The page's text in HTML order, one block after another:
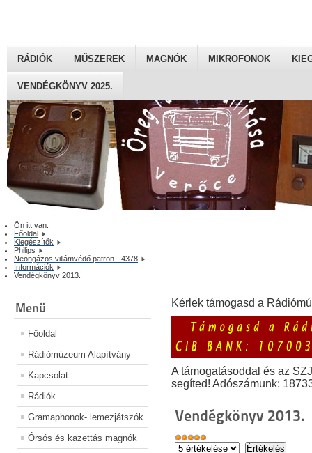
RÁDIÓK MŰSZEREK MAGNÓK MIKROFONOK
VENDÉGKÖNYV 2025.
Ön itt van:
Főoldal
Kiegészítők
Philips
Neongázos villámvédő patron - 4378
Információk
Vendégkönyv 2013.
Menü
Főoldal
Rádiómúzeum Alapítvány
Kapcsolat
Rádiók
Gramaphonok- lemezjátszók
Órsós és kazettás magnók
Kérlek támogasd a
A támogatásoddal és az
segíted! Adószámunk:
Vendégkönyv 2013.